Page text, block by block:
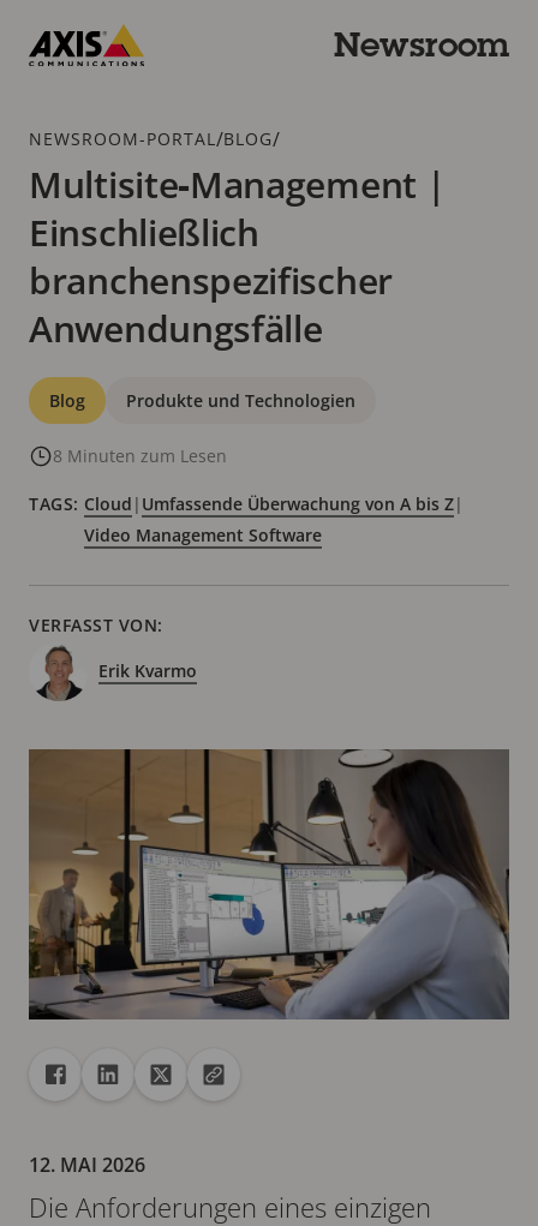
Hauptinhalt
springen
Newsroom
Breadcrumb
NEWSROOM-PORTAL /BLOG/
Multisite‑Management |
Einschließlich
branchenspezifischer
Anwendungsfälle
Kategorien
Blog Produkte und Technologien
8 Minuten zum Lesen
TAGS: Cloud | Umfassende Überwachung von A bis Z|
Video Management Software
VERFASST VON:
Erik Kvarmo
Freigabe
Teilen auf Facebook
Teilen auf Linkedin
Teilen auf XURL in die Zwischenablage kopieren
12. MAI 2026
Die Anforderungen eines einzigen